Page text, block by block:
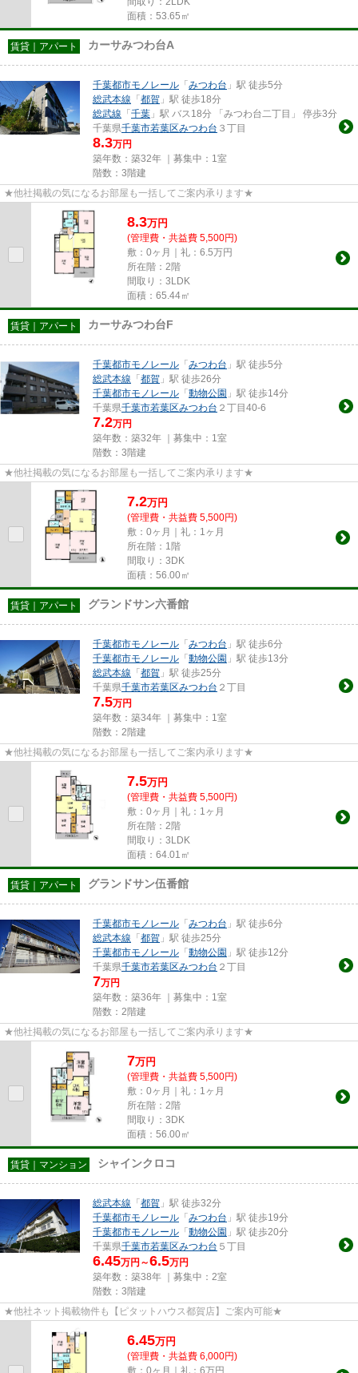
面積：53.65㎡
賃貸｜アパート カーサみつわ台A
千葉都市モノレール 「 みつわ台 」駅 徒歩5分
総武本線 「 都賀 」駅 徒歩18分
総武線 「 千葉 」駅 バス18分 「みつわ台二丁目」 停歩3分
千葉県千葉市若葉区みつわ台 ３丁目
8.3万円
築年数：築32年 ｜募集中： 1室
階数：3階建
★他社掲載の気になるお部屋も一括してご案内承ります★
8.3万円
(管理費・共益費 5,500円)
敷：0ヶ月｜礼：6.5万円
所在階：2階
間取り：3LDK
面積：65.44㎡
賃貸｜アパート カーサみつわ台F
千葉都市モノレール 「 みつわ台 」駅 徒歩5分
総武本線 「 都賀 」駅 徒歩26分
千葉都市モノレール 「 動物公園 」駅 徒歩14分
千葉県千葉市若葉区みつわ台 ２丁目40-6
7.2万円
築年数：築32年 ｜募集中： 1室
階数：3階建
★他社掲載の気になるお部屋も一括してご案内承ります★
7.2万円
(管理費・共益費 5,500円)
敷：0ヶ月｜礼：1ヶ月
所在階：1階
間取り：3DK
面積：56.00㎡
賃貸｜アパート グランドサン六番館
千葉都市モノレール 「 みつわ台 」駅 徒歩6分
千葉都市モノレール 「 動物公園 」駅 徒歩13分
総武本線 「 都賀 」駅 徒歩25分
千葉県千葉市若葉区みつわ台 ２丁目
7.5万円
築年数：築34年 ｜募集中： 1室
階数：2階建
★他社掲載の気になるお部屋も一括してご案内承ります★
7.5万円
(管理費・共益費 5,500円)
敷：0ヶ月｜礼：1ヶ月
所在階：2階
間取り：3LDK
面積：64.01㎡
賃貸｜アパート グランドサン伍番館
千葉都市モノレール 「 みつわ台 」駅 徒歩6分
総武本線 「 都賀 」駅 徒歩25分
千葉都市モノレール 「 動物公園 」駅 徒歩12分
千葉県千葉市若葉区みつわ台 ２丁目
7万円
築年数：築36年 ｜募集中： 1室
階数：2階建
★他社掲載の気になるお部屋も一括してご案内承ります★
7万円
(管理費・共益費 5,500円)
敷：0ヶ月｜礼：1ヶ月
所在階：2階
間取り：3DK
面積：56.00㎡
賃貸｜マンション シャインクロコ
総武本線 「 都賀 」駅 徒歩32分
千葉都市モノレール 「 みつわ台 」駅 徒歩19分
千葉都市モノレール 「 動物公園 」駅 徒歩20分
千葉県千葉市若葉区みつわ台 ５丁目
6.45万円～6.5万円
築年数：築38年 ｜募集中： 2室
階数：3階建
★他社ネット掲載物件も【ピタットハウス都賀店】ご案内可能★
6.45万円
(管理費・共益費 6,000円)
敷：0ヶ月｜礼：6万円